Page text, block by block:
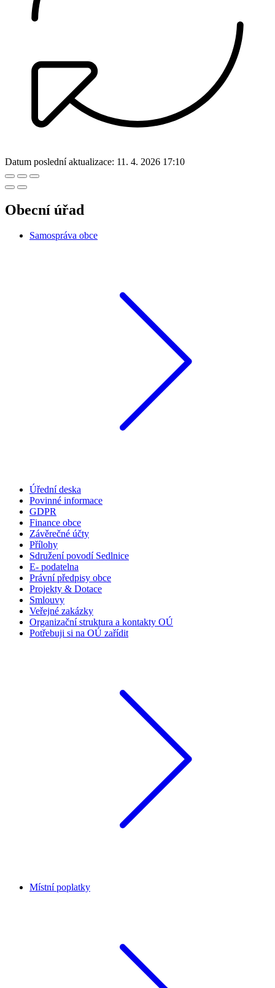
Datum poslední aktualizace: 11. 4. 2026 17:10
Obecní úřad
Samospráva obce
Úřední deska
Povinné informace
GDPR
Finance obce
Závěrečné účty
Přílohy
Sdružení povodí Sedlnice
E- podatelna
Právní předpisy obce
Projekty & Dotace
Smlouvy
Veřejné zakázky
Organizační struktura a kontakty OÚ
Potřebuji si na OÚ zařídit
Místní poplatky